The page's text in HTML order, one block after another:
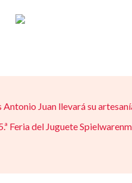
Antonio Juan llevará su
Feria del Juguete